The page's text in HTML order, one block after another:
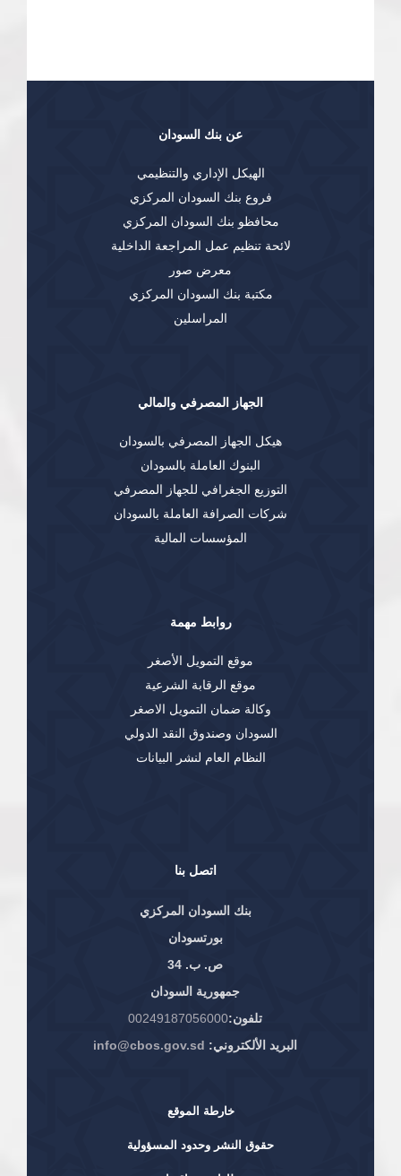
اتصل بنا
بنك السودان المركزي
بورتسودان
ص. ب. 34
جمهورية السودان
تلفون:00249187056000
البريد الألكتروني: info@cbos.gov.sd
عن بنك السودان
الهيكل الإداري والتنظيمي
فروع بنك السودان المركزي
محافظو بنك السودان المركزي
لائحة تنظيم عمل المراجعة الداخلية
معرض صور
مكتبة بنك السودان المركزي
المراسلين
الجهاز المصرفي والمالي
هيكل الجهاز المصرفي بالسودان
البنوك العاملة بالسودان
التوزيع الجغرافي للجهاز المصرفي
شركات الصرافة العاملة بالسودان
المؤسسات المالية
روابط مهمة
موقع التمويل الأصغر
موقع الرقابة الشرعية
وكالة ضمان التمويل الاصغر
السودان وصندوق النقد الدولي
النظام العام لنشر البيانات
خارطة الموقع
حقوق النشر وحدود المسؤولية